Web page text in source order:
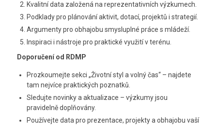
Kvalitní data založená na reprezentativních výzkumech.
Podklady pro plánování aktivit, dotací, projektů i strategií.
Argumenty pro obhajobu smysluplné práce s mládeží.
Inspiraci i nástroje pro praktické využití v terénu.
Doporučení od RDMP
Prozkoumejte sekci „Životní styl a volný čas“ – najdete
tam nejvíce praktických poznatků.
Sledujte novinky a aktualizace – výzkumy jsou
pravidelně doplňovány.
Používejte data pro prezentace, projekty a obhajobu vaší